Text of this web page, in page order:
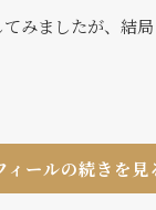
みましたが、結
ィールの続きを見